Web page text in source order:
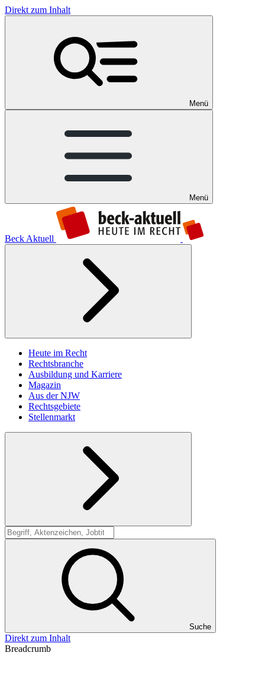
Direkt zum Inhalt
Menü
Menü
Beck Aktuell
Heute im Recht
Rechtsbranche
Ausbildung und Karriere
Magazin
Aus der NJW
Rechtsgebiete
Stellenmarkt
Suche
Suche
Direkt zum Inhalt
Breadcrumb